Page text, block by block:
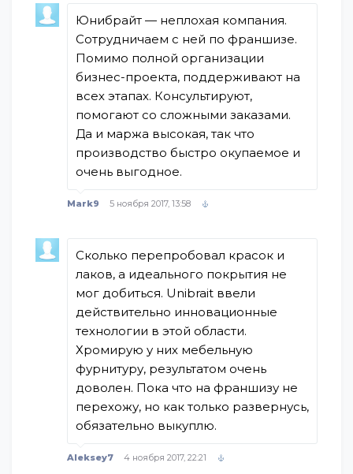
Юнибрайт — неплохая компания.
Сотрудничаем с ней по франшизе.
Помимо полной организации
бизнес-проекта, поддерживают на
всех этапах. Консультируют,
помогают со сложными заказами.
Да и маржа высокая, так что
производство быстро окупаемое и
очень выгодное.
Mark9 5 ноября 2017, 13:58
Сколько перепробовал красок и
лаков, а идеального покрытия не
мог добиться. Unibrait ввели
действительно инновационные
технологии в этой области.
Хромирую у них мебельную
фурнитуру, результатом очень
доволен. Пока что на франшизу не
перехожу, но как только развернусь,
обязательно выкуплю.
Aleksey7 4 ноября 2017, 22:21